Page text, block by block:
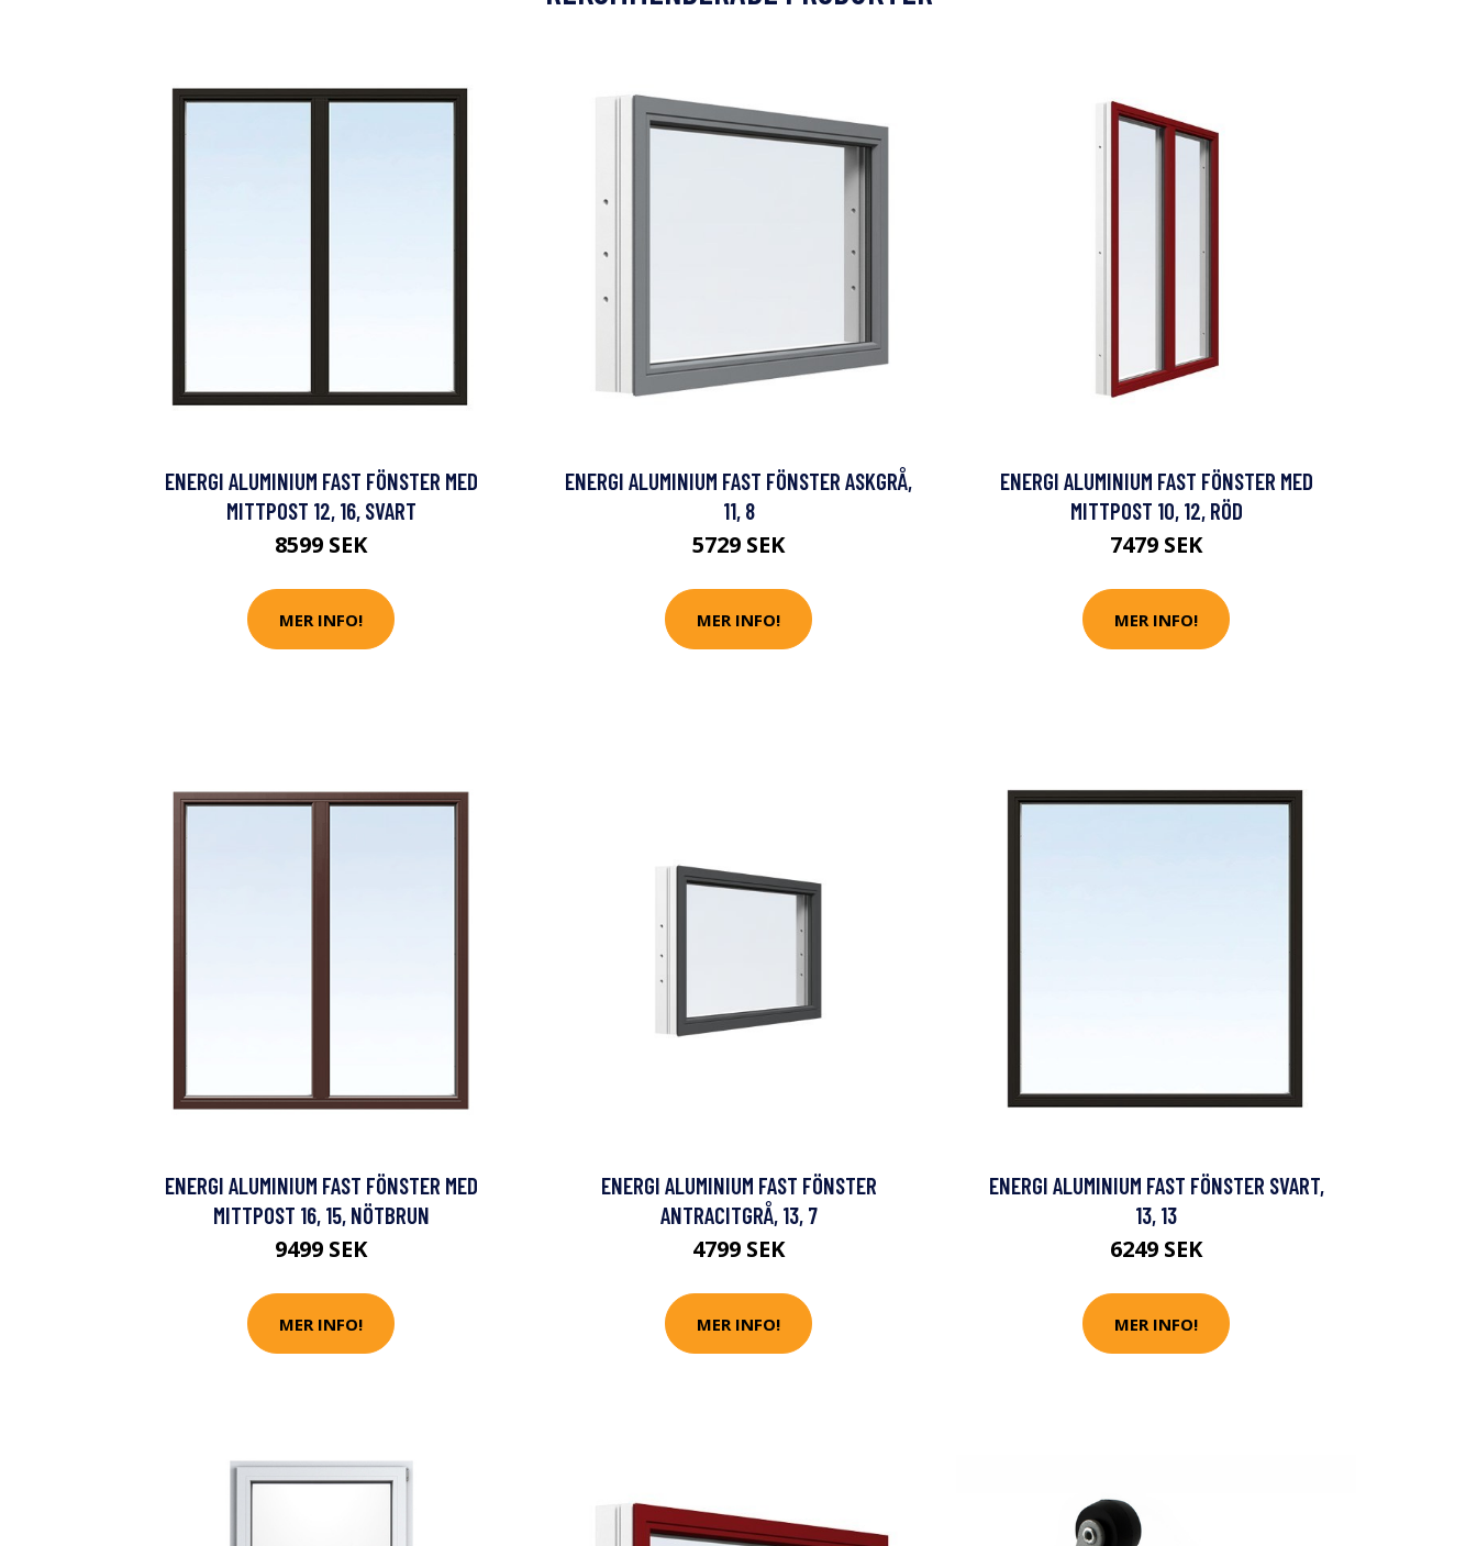
ENERGI ALUMINIUM FAST FÖNSTER MED
MITTPOST 12, 16, SVART
8599 SEK
MER INFO!
ENERGI ALUMINIUM FAST FÖNSTER ASKGRÅ,
11, 8
5729 SEK
MER INFO!
ENERGI ALUMINIUM FAST FÖNSTER MED
MITTPOST 10, 12, RÖD
7479 SEK
MER INFO!
ENERGI ALUMINIUM FAST FÖNSTER MED
MITTPOST 16, 15, NÖTBRUN
9499 SEK
MER INFO!
ENERGI ALUMINIUM FAST FÖNSTER
ANTRACITGRÅ, 13, 7
4799 SEK
MER INFO!
ENERGI ALUMINIUM FAST FÖNSTER SVART,
13, 13
6249 SEK
MER INFO!